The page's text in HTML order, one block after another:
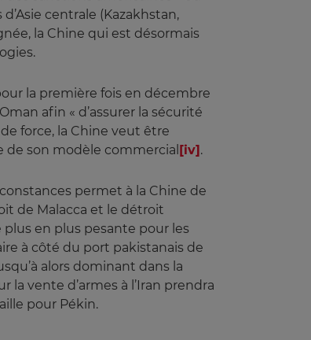
centrale (Kazakhstan,
la Chine qui est désormais
la première fois en décembre
afin « d’assurer la sécurité
force, la Chine veut être
de son modèle commercial [iv].
permet à la Chine de
de Malacca et le détroit
plus en plus pesante pour les
à côté du port pakistanais de
alors dominant dans la
la vente d’armes à l’Iran prendra
pour Pékin.